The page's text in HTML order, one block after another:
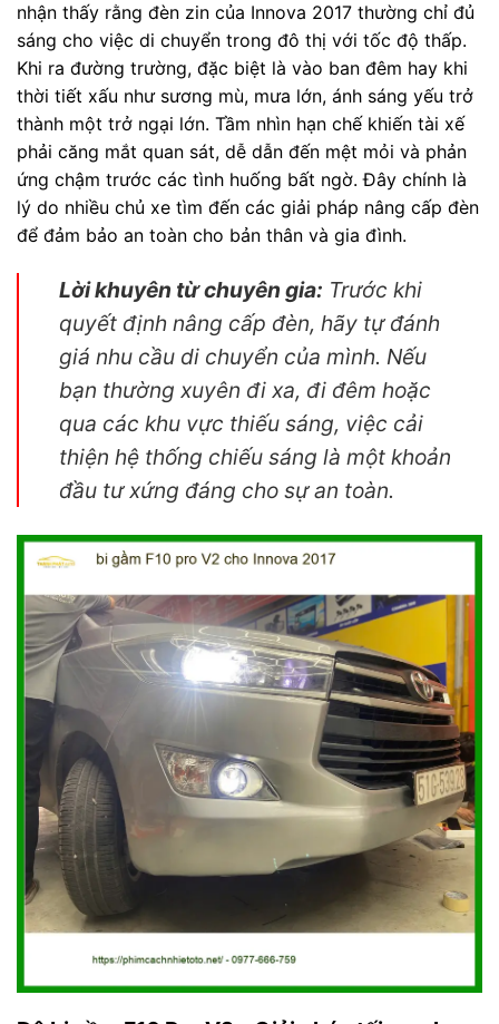
nhận thấy rằng đèn zin của Innova 2017 thường chỉ đủ
sáng cho việc di chuyển trong đô thị với tốc độ thấp.
Khi ra đường trường, đặc biệt là vào ban đêm hay khi
thời tiết xấu như sương mù, mưa lớn, ánh sáng yếu trở
thành một trở ngại lớn. Tầm nhìn hạn chế khiến tài xế
phải căng mắt quan sát, dễ dẫn đến mệt mỏi và phản
ứng chậm trước các tình huống bất ngờ. Đây chính là
lý do nhiều chủ xe tìm đến các giải pháp nâng cấp đèn
để đảm bảo an toàn cho bản thân và gia đình.
Lời khuyên từ chuyên gia: Trước khi
quyết định nâng cấp đèn, hãy tự đánh
giá nhu cầu di chuyển của mình. Nếu
bạn thường xuyên đi xa, đi đêm hoặc
qua các khu vực thiếu sáng, việc cải
thiện hệ thống chiếu sáng là một khoản
đầu tư xứng đáng cho sự an toàn.